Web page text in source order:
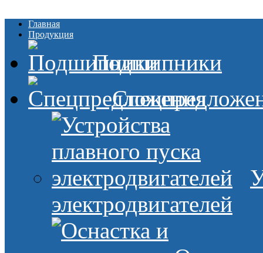
Главная
Продукция
Подшипники
электродвигателей